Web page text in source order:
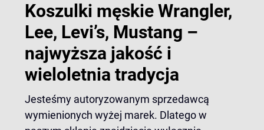
Koszulki męskie Wrangler,
Lee, Levi’s, Mustang –
najwyższa jakość i
wieloletnia tradycja
Jesteśmy autoryzowanym sprzedawcą
wymienionych wyżej marek. Dlatego w